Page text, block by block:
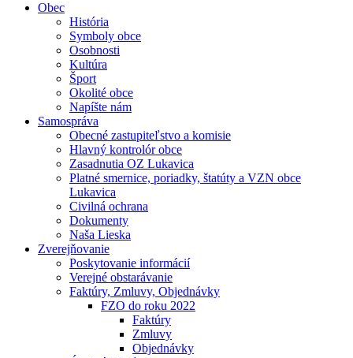
Obec
História
Symboly obce
Osobnosti
Kultúra
Šport
Okolité obce
Napíšte nám
Samospráva
Obecné zastupiteľstvo a komisie
Hlavný kontrolór obce
Zasadnutia OZ Lukavica
Platné smernice, poriadky, štatúty a VZN obce
Lukavica
Civilná ochrana
Dokumenty
Naša Lieska
Zverejňovanie
Poskytovanie informácií
Verejné obstarávanie
Faktúry, Zmluvy, Objednávky
FZO do roku 2022
Faktúry
Zmluvy
Objednávky